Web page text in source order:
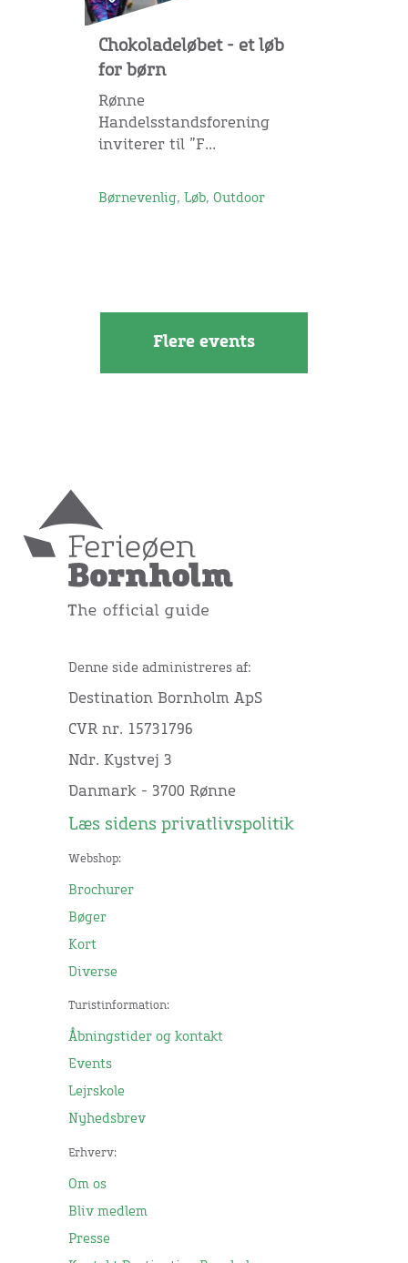
Chokoladeløbet - et løb
for børn
Rønne
Handelsstandsforening
inviterer til ”F...
Børnevenlig, Løb, Outdoor
Flere events
Denne side administreres af:
Destination Bornholm ApS
CVR nr. 15731796
Ndr. Kystvej 3
Danmark - 3700 Rønne
Læs sidens privatlivspolitik
Webshop:
Brochurer
Bøger
Kort
Diverse
Turistinformation:
Åbningstider og kontakt
Events
Lejrskole
Nyhedsbrev
Erhverv:
Om os
Bliv medlem
Presse